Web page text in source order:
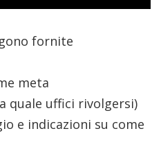
fornite
meta
quale uffici rivolgersi)
e indicazioni su come